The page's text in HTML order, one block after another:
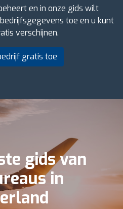
en in onze gids wilt
toe en u kunt
verschijnen.
gratis toe
gids van
in